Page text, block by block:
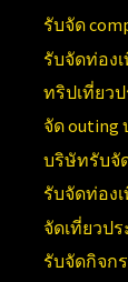
รับจัด
รับจัดท่อง
ทริปเที่ยว
จัด outing
บริษัทรับจั
รับจัดท่อง
จัดเที่ยวป
รับจัดกิจก